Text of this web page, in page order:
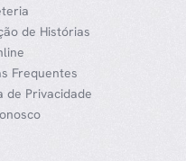
de Histórias
Frequentes
de Privacidade